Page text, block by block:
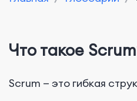
Что такое
Scrum — это гибкая